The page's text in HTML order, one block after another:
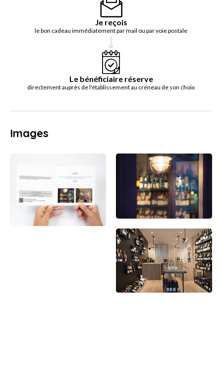
Je reçois
le bon cadeau immédiatement par mail ou par voie postale
Le bénéficiaire réserve
directement auprès de l'établissement au créneau de son choix
Images